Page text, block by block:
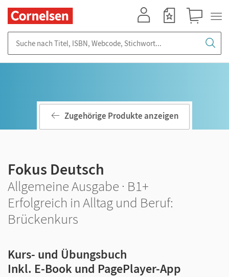
Zugehörige Produkte anzeigen
Fokus Deutsch
Allgemeine Ausgabe · B1+
Erfolgreich in Alltag und Beruf:
Brückenkurs
Kurs- und Übungsbuch
Inkl. E-Book und PagePlayer-App